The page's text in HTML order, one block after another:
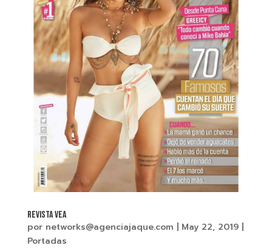
REVISTA VEA
por networks@agenciajaque.com May 22, 2019|
Portadas